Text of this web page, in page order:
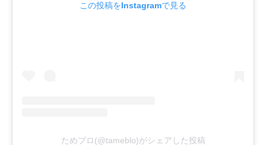
この投稿をInstagramで見る
ためブロ(@tameblo)がシェアした投稿